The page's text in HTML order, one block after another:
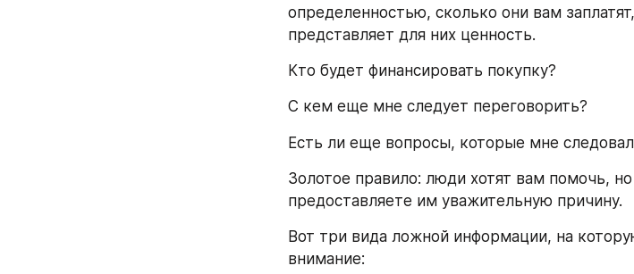
определенностью, сколько они вам
представляет для них ценность.
Кто будет финансировать покупку?
С кем еще мне следует переговорить?
Есть ли еще вопросы, которые мне
Золотое правило: люди хотят вам помочь,
предоставляете им уважительную причину.
Вот три вида ложной информации, на
внимание: